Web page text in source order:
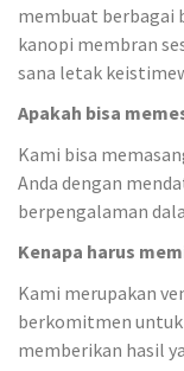
membuat berbagai
kanopi membran
sana letak
Apakah bisa
Kami bisa
Anda dengan
berpengalaman
Kenapa harus
Kami merupakan
berkomitmen
memberikan hasil